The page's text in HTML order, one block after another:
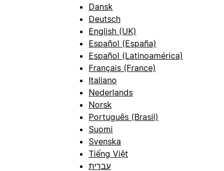
Dansk
Deutsch
English (UK)
Español (España)
Español (Latinoamérica)
Français (France)
Italiano
Nederlands
Norsk
Português (Brasil)
Suomi
Svenska
Tiếng Việt
עברית